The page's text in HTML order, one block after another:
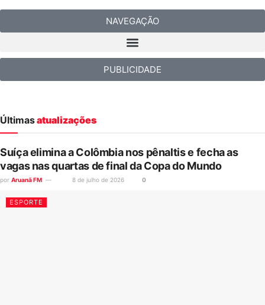
NAVEGAÇÃO
PUBLICIDADE
Últimasatualizações
Suíça elimina a Colômbia nos pênaltis e fecha as
vagas nas quartas de final da Copa do Mundo
por Aruanã FM 8 de julho de 2026 0
ESPORTE